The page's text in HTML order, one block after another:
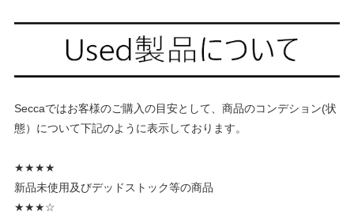
Seccaではお客様のご購入の目安として、商品のコンデション(状
態）について下記のように表示しております。
★★★★
新品未使用及びデッドストック等の商品
★★★☆